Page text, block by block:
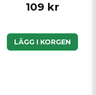
109 kr
LÄGG I KORGEN